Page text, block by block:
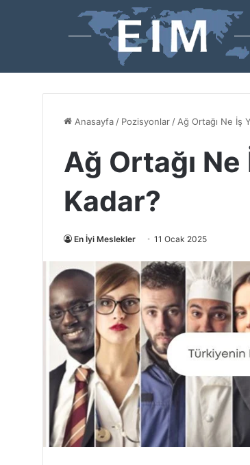
Anasayfa / Pozisyonlar / Ağ Ortağı Ne İş
Ağ Ortağı
Kadar?
En İyi Meslekler 11 Ocak 2025